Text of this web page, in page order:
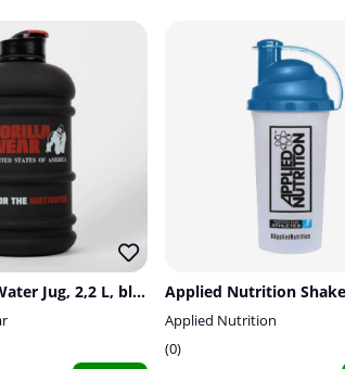
Gorilla Wear Water Jug, 2,2 L, black
Applied Nutrition
0